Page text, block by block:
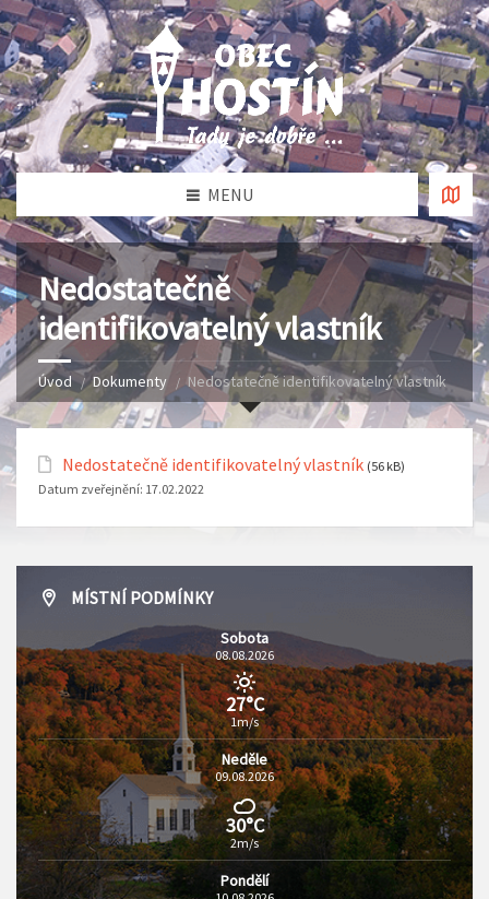
MENU
Nedostatečně
identifikovatelný vlastník
Úvod Dokumenty Nedostatečně identifikovatelný vlastník
Nedostatečně identifikovatelný vlastník (56 kB)
Datum zveřejnění: 17.02.2022
MÍSTNÍ PODMÍNKY
Sobota
08.08.2026
27°C
1m/s
Neděle
09.08.2026
30°C
2m/s
Pondělí